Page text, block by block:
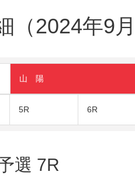
2024年9月
山 陽
5R 6R
選 7R